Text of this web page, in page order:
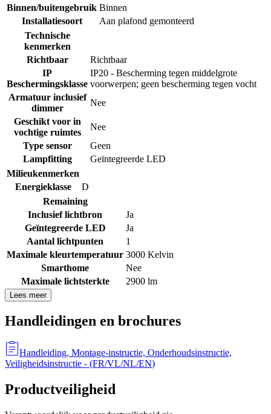
Binnen/buitengebruik Binnen
Installatiesoort
Aan plafond gemonteerd
Technische
kenmerken
Richtbaar
Richtbaar
IP
Beschermingsklasse
IP20 - Bescherming tegen middelgrote
voorwerpen; geen bescherming tegen vocht
Armatuur inclusief
dimmer
Nee
Geschikt voor in
vochtige ruimtes
Nee
Type sensor
Geen
Lampfitting
Geïntegreerde LED
Milieukenmerken
Energieklasse
D
Remaining
Inclusief lichtbron
Ja
Geïntegreerde LED
Ja
Aantal lichtpunten
1
Maximale kleurtemperatuur 3000 Kelvin
Smarthome
Nee
Maximale lichtsterkte
2900 lm
Lees meer
Handleidingen en brochures
Handleiding, Montage-instructie, Onderhoudsinstructie,
Veiligheidsinstructie - (FR/VL/NL/EN)
Productveiligheid